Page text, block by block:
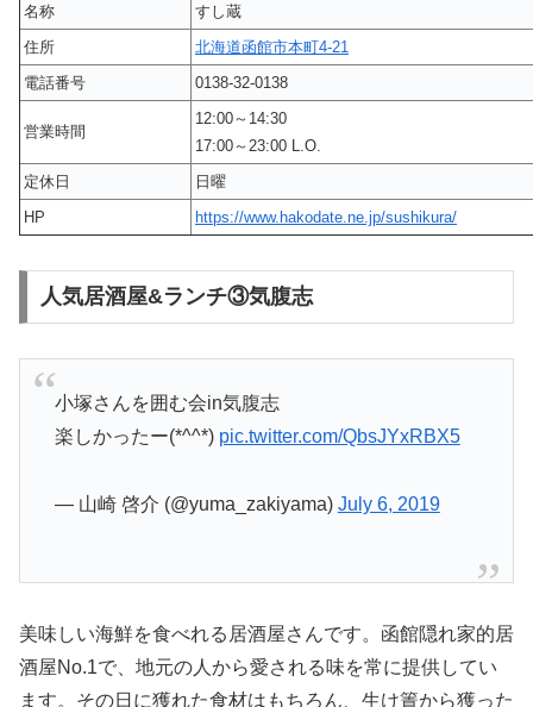
名称
すし蔵
住所
北海道函館市本町4-21
電話番号
0138-32-0138
営業時間
12:00～14:30
17:00～23:00 L.O.
定休日
日曜
HP
https://www.hakodate.ne.jp/sushikura/
人気居酒屋&ランチ③気腹志
小塚さんを囲む会in気腹志
楽しかったー(*^^*) pic.twitter.com/QbsJYxRBX5
— 山崎 啓介 (@yuma_zakiyama) July 6, 2019
美味しい海鮮を食べれる居酒屋さんです。函館隠れ家的居
酒屋No.1で、地元の人から愛される味を常に提供してい
ます。その日に獲れた食材はもちろん、生け簀から獲った